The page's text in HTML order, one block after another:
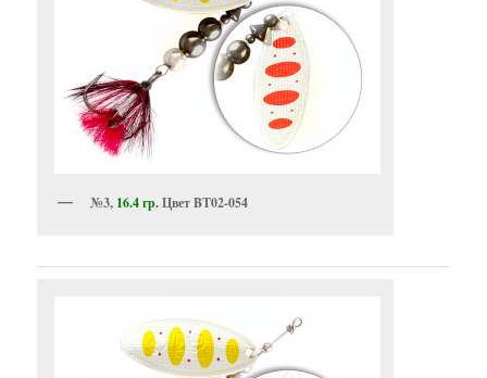
№3, 16.4 гр.Цвет BT02-054